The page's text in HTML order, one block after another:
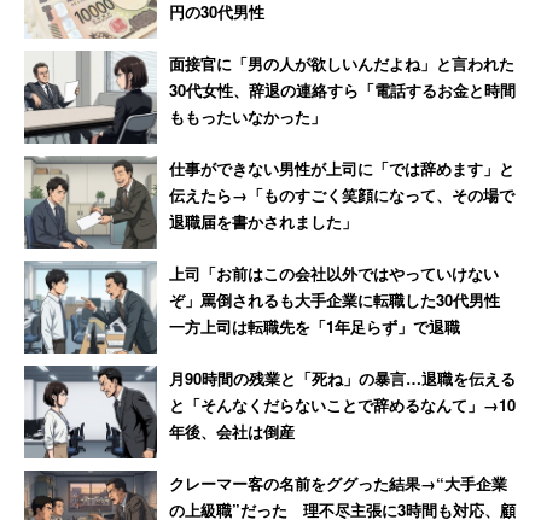
円の30代男性
面接官に「男の人が欲しいんだよね」と言われた
30代女性、辞退の連絡すら「電話するお金と時間
ももったいなかった」
仕事ができない男性が上司に「では辞めます」と
伝えたら→「ものすごく笑顔になって、その場で
退職届を書かされました」
上司「お前はこの会社以外ではやっていけない
ぞ」罵倒されるも大手企業に転職した30代男性
一方上司は転職先を「1年足らず」で退職
月90時間の残業と「死ね」の暴言…退職を伝える
と「そんなくだらないことで辞めるなんて」→10
年後、会社は倒産
クレーマー客の名前をググった結果→“大手企業
の上級職”だった 理不尽主張に3時間も対応、顧